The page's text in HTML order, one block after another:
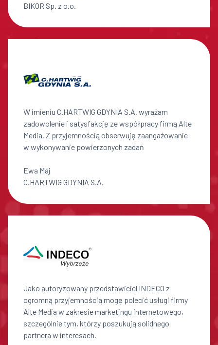
BIKOR Sp. z o.o.
W imieniu C.HARTWIG GDYNIA S.A. wyrażam
zadowolenie i satysfakcję ze współpracy firmą Alte
Media. Z przyjemnością obserwuję zaangażowanie
w wykonywanie powierzonych zadań
Ewa Maj
C.HARTWIG GDYNIA S.A.
Jako autoryzowany przedstawiciel INDECO z
ogromną przyjemnością mogę polecić usługi firmy
Alte Media w zakresie marketingu internetowego,
szczególnie tym, którzy poszukują solidnego
partnera w interesach.